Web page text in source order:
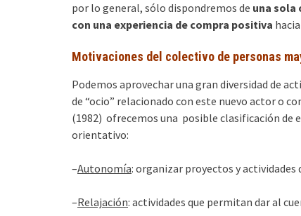
por lo general, sólo dispondremos de una sola
con una experiencia de compra positiva
Motivaciones del colectivo de personas
Podemos aprovechar una gran diversidad de
de “ocio” relacionado con este nuevo actor o
(1982) ofrecemos una posible clasificación de
orientativo:
–Autonomía: organizar proyectos y
–Relajación: actividades que permitan dar al